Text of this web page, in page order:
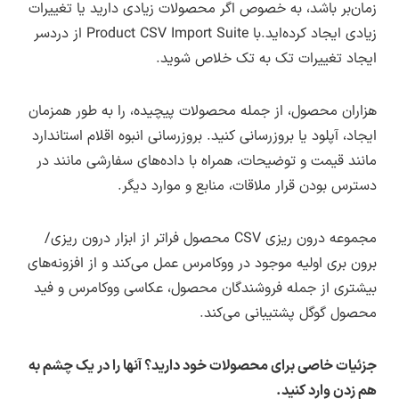
زمان‌بر باشد، به خصوص اگر محصولات زیادی دارید یا تغییرات
زیادی ایجاد کرده‌اید.با Product CSV Import Suite از دردسر
ایجاد تغییرات تک به تک خلاص شوید.
هزاران محصول، از جمله محصولات پیچیده، را به طور همزمان
ایجاد، آپلود یا بروزرسانی کنید. بروزرسانی انبوه اقلام استاندارد
مانند قیمت و توضیحات، همراه با داده‌های سفارشی مانند در
دسترس بودن قرار ملاقات، منابع و موارد دیگر.
مجموعه درون ریزی CSV محصول فراتر از ابزار درون ریزی/
برون بری اولیه موجود در ووکامرس عمل می‌کند و از افزونه‌های
بیشتری از جمله فروشندگان محصول، عکاسی ووکامرس و فید
محصول گوگل پشتیبانی می‌کند.
جزئیات خاصی برای محصولات خود دارید؟ آنها را در یک چشم به
هم زدن وارد کنید.